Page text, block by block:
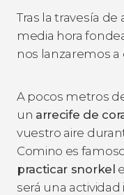
Tras la travesía
media hora
nos lanzaremos a
A pocos metros
un arrecife de
vuestro aire
Comino es
practicar snorkel
será una